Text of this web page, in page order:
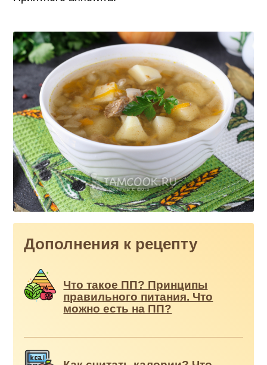
Дополнения к рецепту
Что такое ПП? Принципы
правильного питания. Что
можно есть на ПП?